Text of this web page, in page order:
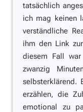
tatsächlich
ich mag keinen
verständliche
ihm den Link
diesem Fall
zwanzig
selbsterklärend.
erzählen, die
emotional zu